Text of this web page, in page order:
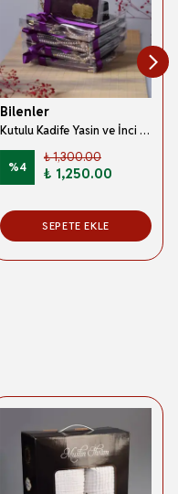
Bilenler
Kutulu Kadife Yasin ve İnci Tesbih Seti Mor 10 Adet
%4
₺ 1,300.00
₺ 1,250.00
SEPETE EKLE